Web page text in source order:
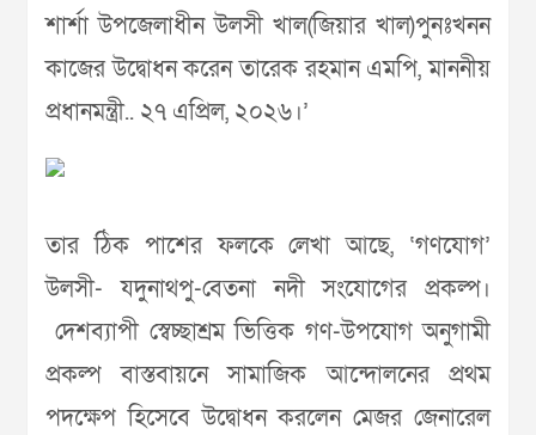
শার্শা উপজেলাধীন উলসী খাল(জিয়ার খাল)পুনঃখনন
কাজের উদ্বোধন করেন তারেক রহমান এমপি, মাননীয়
প্রধানমন্ত্রী.. ২৭ এপ্রিল, ২০২৬।’
তার ঠিক পাশের ফলকে লেখা আছে, ‘গণযোগ’
উলসী- যদুনাথপু-বেতনা নদী সংযোগের প্রকল্প।
দেশব্যাপী স্বেচ্ছাশ্রম ভিত্তিক গণ-উপযোগ অনুগামী
প্রকল্প বাস্তবায়নে সামাজিক আন্দোলনের প্রথম
পদক্ষেপ হিসেবে উদ্বোধন করলেন মেজর জেনারেল